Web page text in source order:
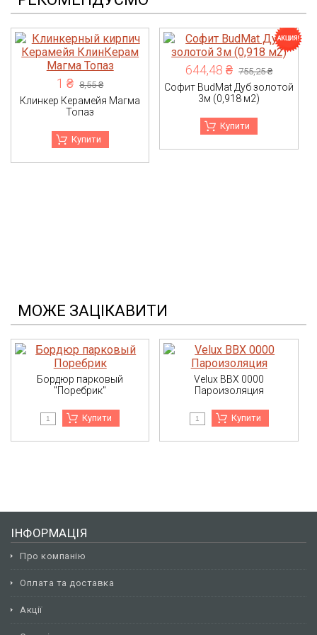
1 ₴8,55 ₴
Клинкер Керамейя Магма
Топаз
Купити
644,48 ₴755,25 ₴
Софит BudMat Дуб золотой
3м (0,918 м2)
Купити
МОЖЕ ЗАЦІКАВИТИ
Бордюр парковый
"Поребрик"
Купити
Velux BBX 0000
Пароизоляция
Купити
ІНФОРМАЦІЯ
Про компанію
Оплата та доставка
Акції